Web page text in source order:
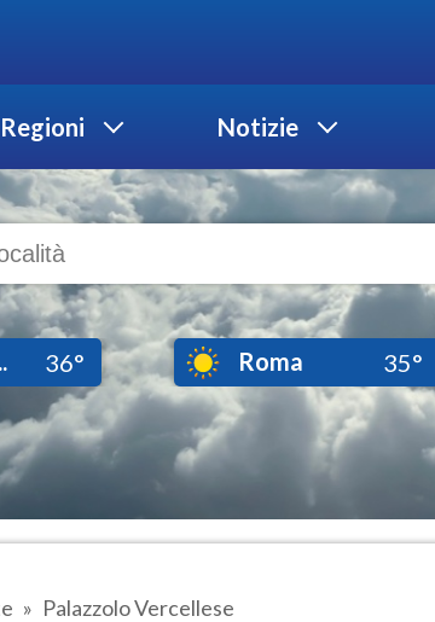
Regioni Notizie
36° Roma 35°
Palazzolo Vercellese